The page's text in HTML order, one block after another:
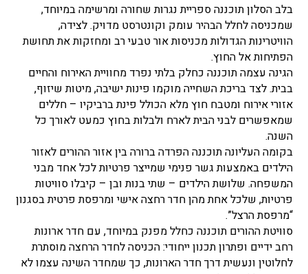
בלב הסלון תוכננה ספריית נגרות שחורה ומרשימה במיוחד,
שמכניסה לחלל הבהיר עומק וקונטרסט מדויק. לצידה,
הוויטרינות הגדולות מכניסות אור טבעי רב ומחזקות את תחושת
הפתיחות אל החוץ.
הגינה עצמה תוכננה כחלק בלתי נפרד מחוויית האירוח והחיים
בבית. לצד בריכת השחייה מוקמו פינות ישיבה, מיטות שיזוף,
אזורי אירוח ומטבח חוץ מלא הכולל פינת ברביקיו – חללים
שמאפשרים לבני הבית לארח ולבלות בחוץ כמעט לאורך כל
השנה.
בקומה העליונה תוכננה הפרדה ברורה בין אזור ההורים לאזור
הילדים באמצעות גשר פנימי שמייצר פרטיות לכל אחד מבני
המשפחה. שלושת הילדים – שתי בנות ובן – קיבלו סוויטות
פרטיות, שלכל אחת מהן חדר רחצה אישי ומרפסת פרטית בסגנון
“מרפסת הרצל”.
סוויטת ההורים תוכננה כחלל מפנק במיוחד, עם חדר ארונות
רחב ידיים ופתרון תכנון ייחודי: הכניסה לחדר הרחצה מוסתרת
לחלוטין ונעשית דרך חדר הארונות, כך שמחדר השינה עצמו לא